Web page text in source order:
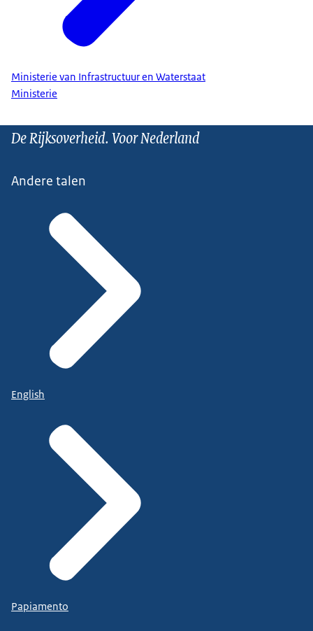
Ministerie van Infrastructuur en Waterstaat
Ministerie
De Rijksoverheid. Voor Nederland
Andere talen
English
Papiamento